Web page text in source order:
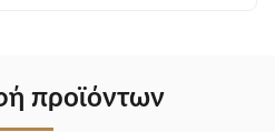
προϊόντων